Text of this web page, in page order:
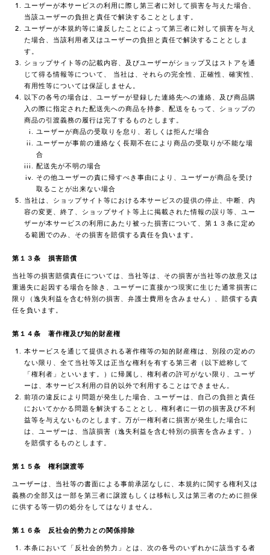
ユーザーが本サービスの利用に際し第三者に対して損害を与えた場合、
当該ユーザーの負担と責任で解決することとします。
ユーザーが本規約等に違反したことによって第三者に対して損害を与え
た場合、当該利用者又はユーザーの負担と責任で解決することとしま
す。
ショップサイト等の記載内容、及びユーザーがショップ又はストアを通
じて得る情報等について、 当社は、それらの完全性、正確性、確実性、
有用性等については保証しません。
以下の各号の場合は、ユーザーが登録した連絡先への連絡、及び商品購
入の際に指定された配送先への商品を持参、配送をもって、ショップの
商品の引渡義務の履行は完了するものとします。
ユーザーが商品の受取りを怠り、若しくは拒んだ場合
ユーザーが事前の連絡なく長期不在により商品の受取りが不能な場
合
配送先が不明の場合
その他ユーザーの責に帰すべき事由により、ユーザーが商品を受け
取ることが出来ない場合
当社は、ショップサイト等における本サービスの提供の停止、中断、内
容の変更、終了、ショップサイト等上に掲載された情報の誤り等、ユー
ザーが本サービスの利用にあたり被った損害について、第１３条に定め
る範囲でのみ、その損害を賠償する責任を負います。
第１３条 損害賠償
当社等の損害賠償責任については、当社等は、その損害が当社等の故意又は
重過失に起因する場合を除き、ユーザーに直接かつ現実に生じた通常損害に
限り（逸失利益を含む特別の損害、弁護士費用を含みません）、賠償する責
任を負います。
第１４条 著作権及び知的財産権
本サービスを通じて提供される著作権等の知的財産権は、別段の定めの
ない限り、全て当社等又は正当な権利を有する第三者（以下総称して
「権利者」といいます。）に帰属し、権利者の許可がない限り、ユーザ
ーは、本サービス利用の目的以外で利用することはできません。
前項の違反により問題が発生した場合、ユーザーは、自己の負担と責任
においてかかる問題を解決することとし、権利者に一切の損害及び不利
益等を与えないものとします。万が一権利者に損害が発生した場合に
は、ユーザーは、当該損害（逸失利益を含む特別の損害を含みます。）
を賠償するものとします。
第１５条 権利譲渡等
ユーザーは、当社等の書面による事前承諾なしに、本規約に関する権利又は
義務の全部又は一部を第三者に譲渡もしくは移転し又は第三者のために担保
に供する等一切の処分をしてはなりません。
第１６条 反社会的勢力との関係排除
本条において「反社会的勢力」とは、次の各号のいずれかに該当する者